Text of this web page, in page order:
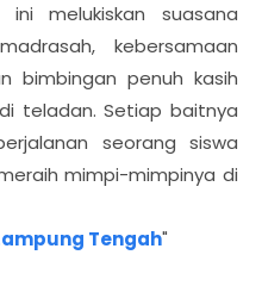
melukiskan suasana
kebersamaan
bimbingan penuh kasih
teladan. Setiap baitnya
seorang siswa
mimpi-mimpinya di
Tengah"